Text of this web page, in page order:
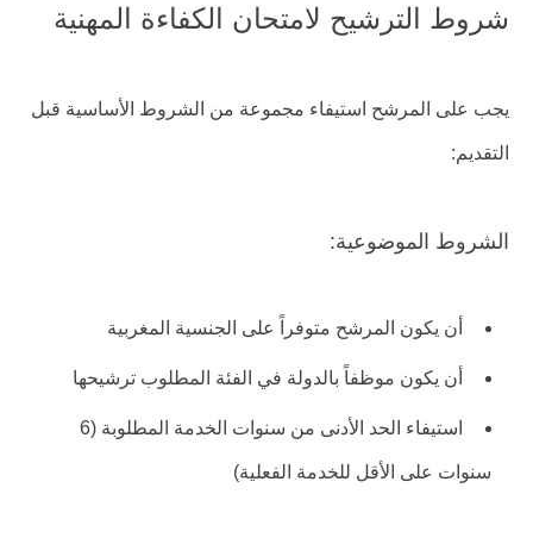
شروط الترشيح لامتحان الكفاءة المهنية
يجب على المرشح استيفاء مجموعة من الشروط الأساسية قبل
التقديم:
الشروط الموضوعية:
أن يكون المرشح متوفراً على الجنسية المغربية
أن يكون موظفاً بالدولة في الفئة المطلوب ترشيحها
استيفاء الحد الأدنى من سنوات الخدمة المطلوبة (6
سنوات على الأقل للخدمة الفعلية)